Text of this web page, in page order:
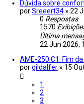
Dúvida sobre
porSreeert34 » 22
0 Respostas
1570
Última
22 Jun 2026,
AME-250 C1: Fim
porgildalfer » 15
1
2
3